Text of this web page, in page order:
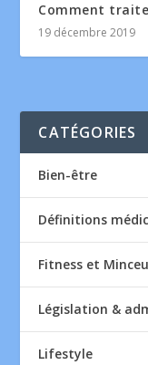
Comment
19 décembre 2019
CATÉGORIES
Bien-être
Définitions
Fitness et
Législation &
Lifestyle